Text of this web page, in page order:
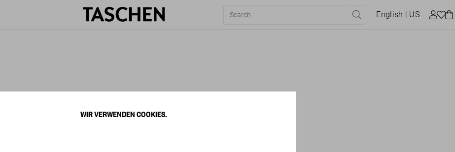
WIR VERWENDEN COOKIES.
English | US